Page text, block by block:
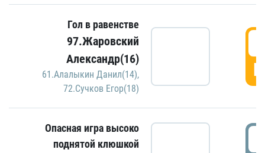
Гол в равенстве
97.Жаровский
Александр(16)
61.Алалыкин Данил(14),
72.Сучков Егор(18)
Опасная игра высоко
поднятой клюшкой